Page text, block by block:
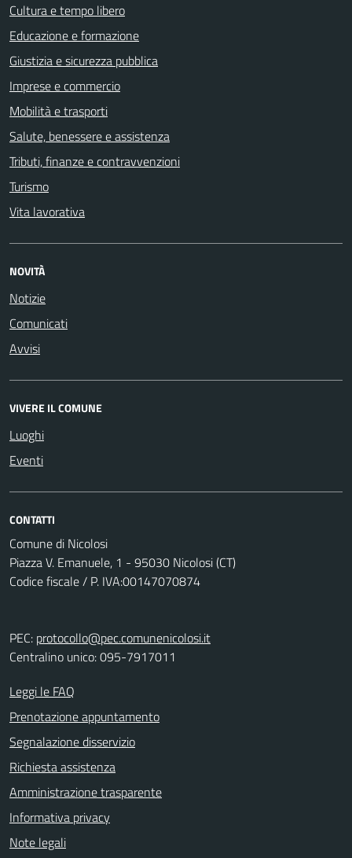
Cultura e tempo libero
Educazione e formazione
Giustizia e sicurezza pubblica
Imprese e commercio
Mobilità e trasporti
Salute, benessere e assistenza
Tributi, finanze e contravvenzioni
Turismo
Vita lavorativa
NOVITÀ
Notizie
Comunicati
Avvisi
VIVERE IL COMUNE
Luoghi
Eventi
CONTATTI
Comune di Nicolosi
Piazza V. Emanuele, 1 - 95030 Nicolosi (CT)
Codice fiscale / P. IVA:00147070874
PEC: protocollo@pec.comunenicolosi.it
Centralino unico: 095-7917011
Leggi le FAQ
Prenotazione appuntamento
Segnalazione disservizio
Richiesta assistenza
Amministrazione trasparente
Informativa privacy
Note legali